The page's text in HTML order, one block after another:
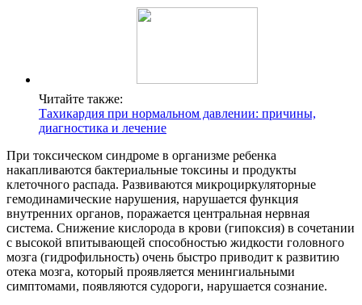
Читайте также:
Тахикардия при нормальном давлении: причины,
диагностика и лечение
При токсическом синдроме в организме ребенка
накапливаются бактериальные токсины и продукты
клеточного распада. Развиваются микроциркуляторные
гемодинамические нарушения, нарушается функция
внутренних органов, поражается центральная нервная
система. Снижение кислорода в крови (гипоксия) в сочетании
с высокой впитывающей способностью жидкости головного
мозга (гидрофильность) очень быстро приводит к развитию
отека мозга, который проявляется менингиальными
симптомами, появляются судороги, нарушается сознание.